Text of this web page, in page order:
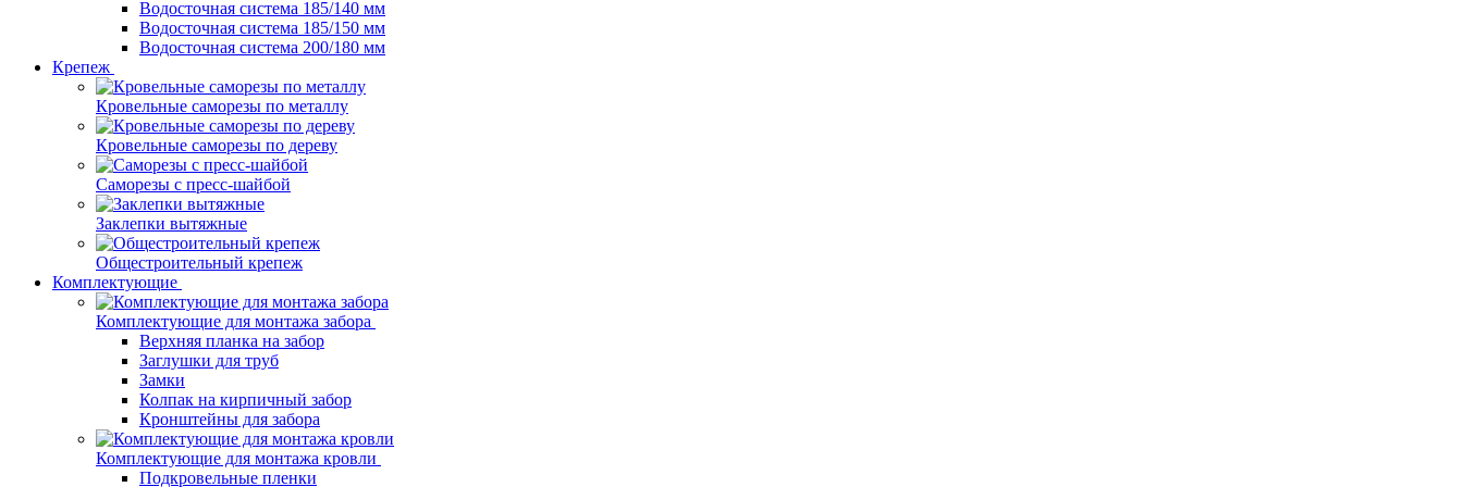
Водосточная система 185/140 мм
Водосточная система 185/150 мм
Водосточная система 200/180 мм
Крепеж
Кровельные саморезы по металлу
Кровельные саморезы по дереву
Саморезы с пресс-шайбой
Заклепки вытяжные
Общестроительный крепеж
Комплектующие
Комплектующие для монтажа забора
Верхняя планка на забор
Заглушки для труб
Замки
Колпак на кирпичный забор
Кронштейны для забора
Комплектующие для монтажа кровли
Подкровельные пленки